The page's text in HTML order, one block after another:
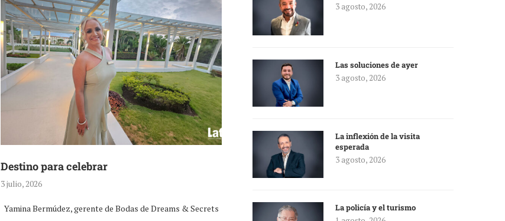
Destino para celebrar
3 julio, 2026
Yamina Bermúdez, gerente de Bodas de Dreams & Secrets
3 agosto, 2026
Las soluciones de ayer
3 agosto, 2026
La inflexión de la visita
esperada
3 agosto, 2026
La policía y el turismo